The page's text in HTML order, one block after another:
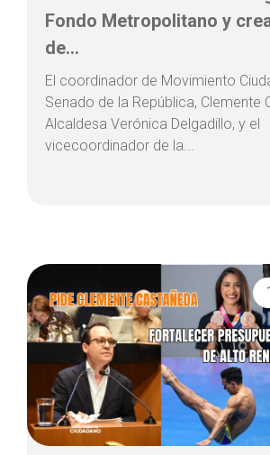
Fondo Metropolitano y
de...
El coordinador de Movimiento
Senado de la República, Clemente
Alcaldesa Verónica Delgadillo, y el
vicecoordinador de la...